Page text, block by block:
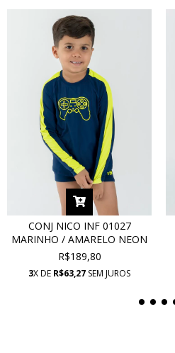
CONJ NICO INF 01027
MARINHO / AMARELO NEON
R$189,80
3X DE R$63,27 SEM JUROS